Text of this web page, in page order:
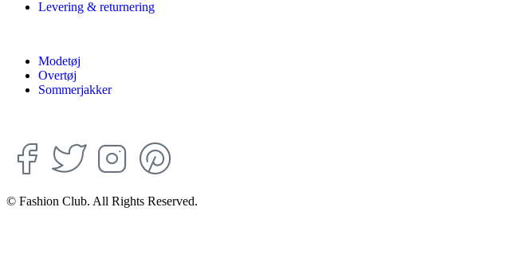
Levering & returnering
Modetøj
Overtøj
Sommerjakker
© Fashion Club. All Rights Reserved.